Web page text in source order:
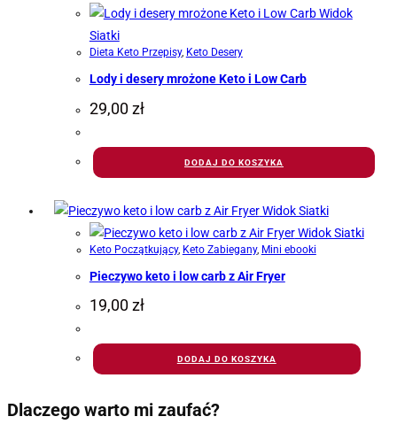
Widok
Siatki
Dieta Keto Przepisy, Keto Desery
Lody i desery mrożone Keto i Low Carb
29,00zł
DODAJ DO KOSZYKA
Widok Siatki
Widok Siatki
Keto Początkujący, Keto Zabiegany, Mini ebooki
Pieczywo keto i low carb z Air Fryer
19,00zł
DODAJ DO KOSZYKA
Dlaczego warto mi zaufać?